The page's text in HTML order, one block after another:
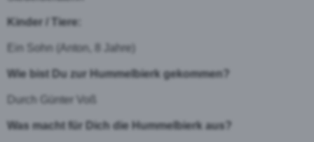
Kinder / Tiere:
Ein Sohn (Anton, 8 Jahre)
Wie bist Du zur Hummelbierk gekommen?
Durch Günter Voß
Was macht für Dich die Hummelbierk aus?